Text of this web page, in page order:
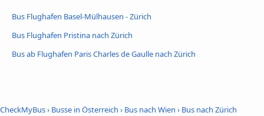
Bus Flughafen Basel-Mülhausen - Zürich
Bus Flughafen Pristina nach Zürich
Bus ab Flughafen Paris Charles de Gaulle nach Zürich
CheckMyBus› Busse in Österreich › Bus nach Wien › Bus nach Zürich